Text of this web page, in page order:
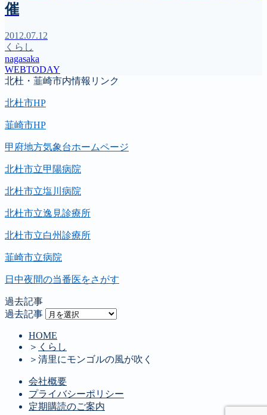
催
2012.07.12
くらし
nagasaka
WEBTODAY
北杜・韮崎市内情報リンク
北杜市HP
韮崎市HP
甲府地方気象台ホームページ
北杜市立甲陽病院
北杜市立塩川病院
北杜市立逸見診療所
北杜市立白州診療所
韮崎市立病院
日中夜間の当番医をさがす
過去記事
過去記事
HOME
＞ くらし
＞ 清里にモンゴルの風が吹く
会社概要
プライバシーポリシー
定期購読のご案内